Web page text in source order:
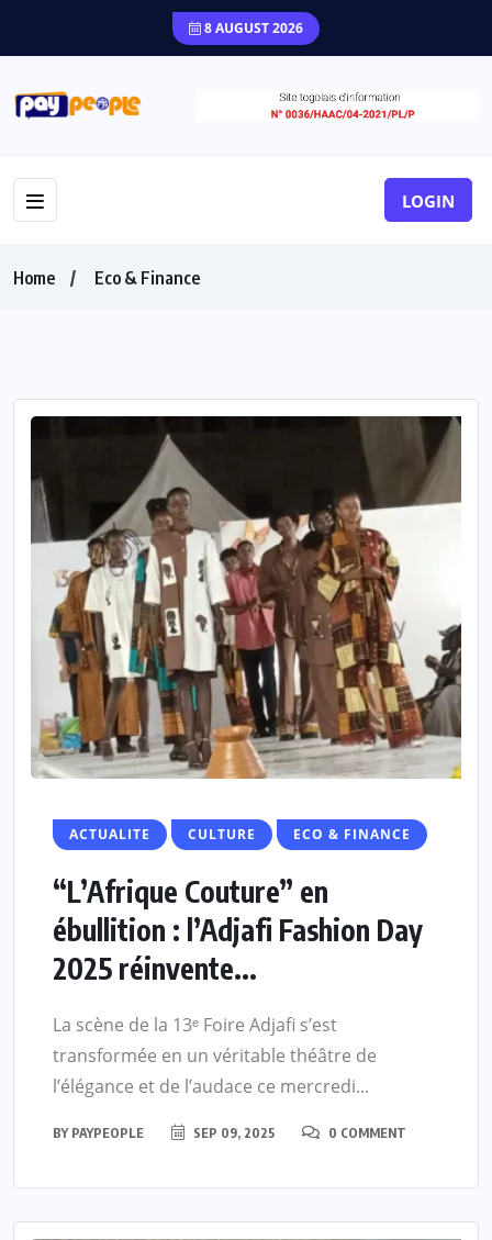
8 AUGUST 2026
LOGIN
Home Eco & Finance
ACTUALITE CULTURE ECO & FINANCE
“L’Afrique Couture” en
ébullition : l’Adjafi Fashion Day
2025 réinvente...
La scène de la 13ᵉ Foire Adjafi s’est
transformée en un véritable théâtre de
l’élégance et de l’audace ce mercredi...
BY PAYPEOPLE SEP 09, 2025 0 COMMENT